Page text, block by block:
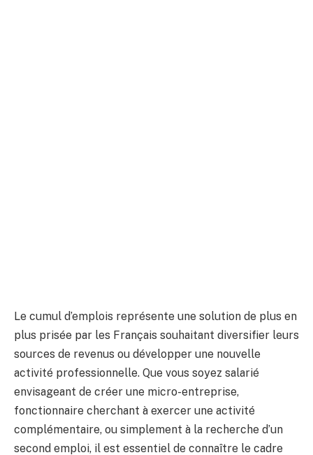
Le cumul d’emplois représente une solution de plus en
plus prisée par les Français souhaitant diversifier leurs
sources de revenus ou développer une nouvelle
activité professionnelle. Que vous soyez salarié
envisageant de créer une micro-entreprise,
fonctionnaire cherchant à exercer une activité
complémentaire, ou simplement à la recherche d’un
second emploi, il est essentiel de connaître le cadre